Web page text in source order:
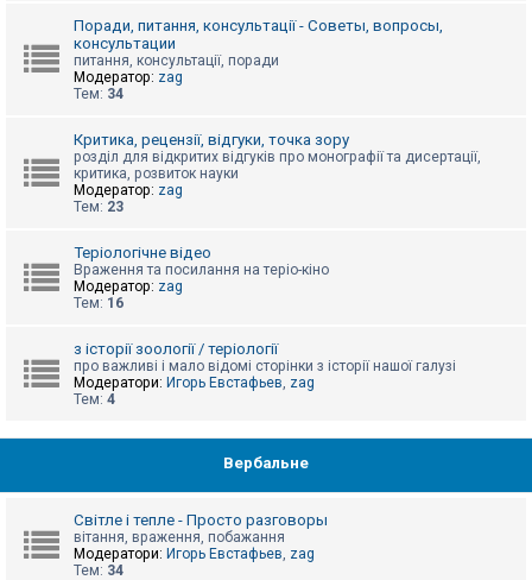
м
о
г
Поради, питання, консультації - Советы, вопросы,
консультации
питання, консультації, поради
Модератор: zag
Тем: 34
Критика, рецензії, відгуки, точка зору
розділ для відкритих відгуків про монографії та дисертації,
критика, розвиток науки
Модератор: zag
Тем: 23
Теріологічне відео
Враження та посилання на теріо-кіно
Модератор: zag
Тем: 16
з історії зоології / теріології
про важливі і мало відомі сторінки з історії нашої галузі
Модератори: Игорь Евстафьев, zag
Тем: 4
Вербальне
Світле і тепле - Просто разговоры
вітання, враження, побажання
Модератори: Игорь Евстафьев, zag
Тем: 34